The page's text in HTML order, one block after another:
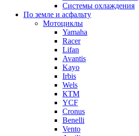
Системы охлаждения
По земле и асфальту
Мотоциклы
Yamaha
Racer
Lifan
Avantis
Kayo
Irbis
Wels
КТМ
YCF
Cronus
Benelli
Vento